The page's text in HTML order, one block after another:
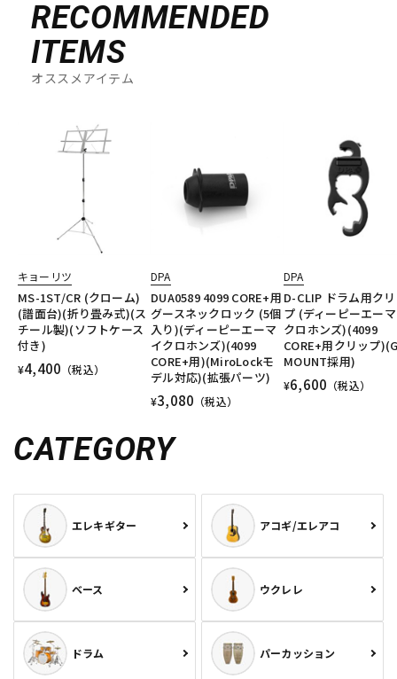
RECOMMENDED
ITEMS
オススメアイテム
キョーリツ
MS-1ST/CR (クローム)
(譜面台)(折り畳み式)(ス
チール製)(ソフトケース
付き)
¥4,400 （税込）
DPA
DUA0589 4099 CORE+用
グースネックロック (5個
入り)(ディーピーエーマ
イクロホンズ)(4099
CORE+用)(MiroLockモ
デル対応)(拡張パーツ)
¥3,080 （税込）
DPA
D-CLIP ドラム用ク
プ (ディーピーエー
クロホンズ)(4099
CORE+用クリップ
MOUNT採用)
¥6,600 （税込）
CATEGORY
エレキギター アコギ/エレアコ
ベース ウクレレ
ドラム パーカッション